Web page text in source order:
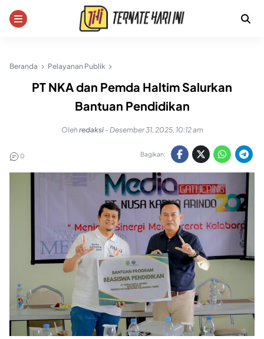
Beranda Pelayanan Publik
PT NKA dan Pemda Haltim Salurkan
Bantuan Pendidikan
Olehredaksi - Desember 31, 2025, 10:12 am
0 Bagikan: